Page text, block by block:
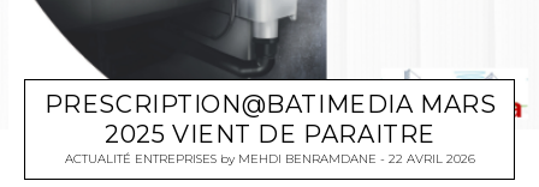
PRESCRIPTION@BATIMEDIA MARS
2025 VIENT DE PARAITRE
ACTUALITÉ ENTREPRISES by MEHDI BENRAMDANE 22 AVRIL 2026